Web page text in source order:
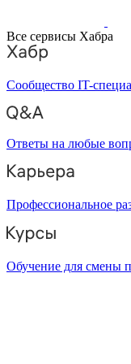
Все сервисы Хабра
Сообщество IT-
Ответы на любые
Профессиональное
Обучение для смены